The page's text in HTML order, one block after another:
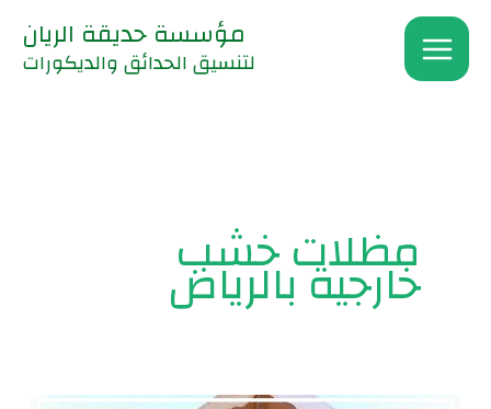
تخطي
المحتوى
مؤسسة حديقة الريان
لتنسيق الحدائق والديكورات
مظلات خشب
خارجية بالرياض